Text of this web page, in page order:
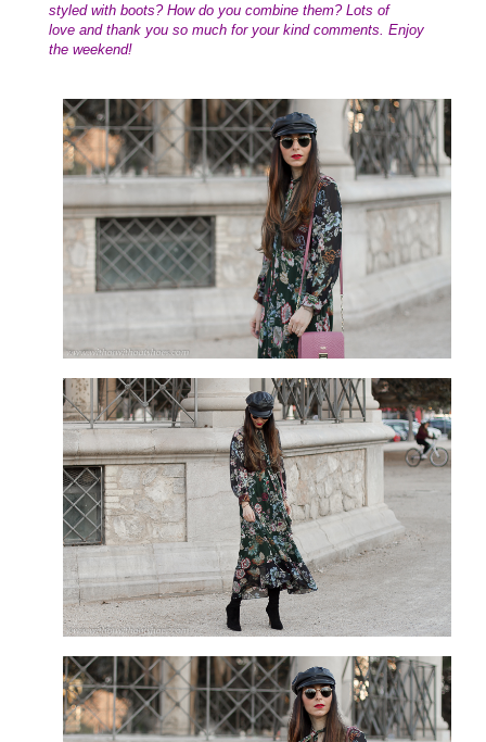
styled with boots? How do you combine them? Lots of
love and thank you so much for your kind comments. Enjoy
the weekend!